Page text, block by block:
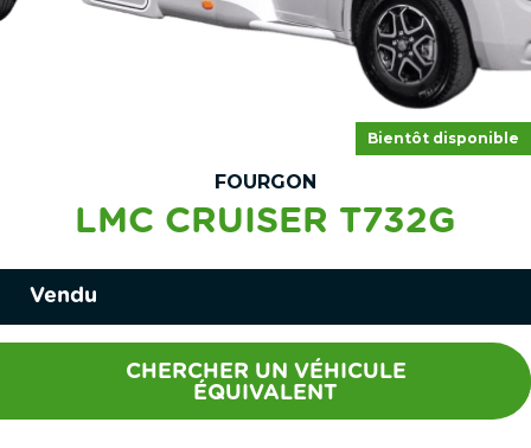
Bientôt disponible
FOURGON
LMC CRUISER T732G
Vendu
CHERCHER UN VÉHICULE
ÉQUIVALENT